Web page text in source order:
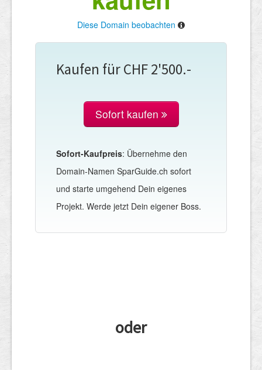
Diese Domain beobachten
Kaufen für CHF 2'500.-
Sofort kaufen
Sofort-Kaufpreis: Übernehme den
Domain-Namen SparGuide.ch sofort
und starte umgehend Dein eigenes
Projekt. Werde jetzt Dein eigener Boss.
oder